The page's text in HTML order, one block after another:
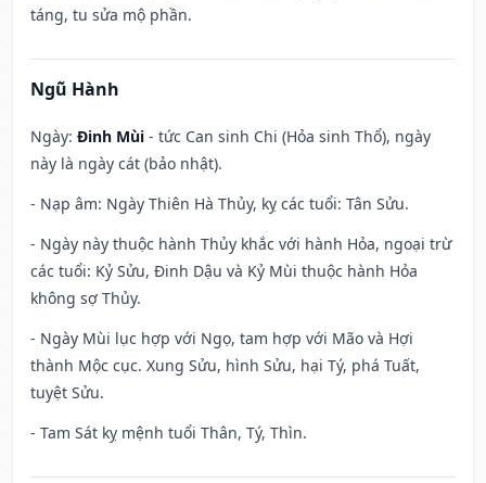
táng, tu sửa mộ phần.
Ngũ Hành
Ngày: Đinh Mùi - tức Can sinh Chi (Hỏa sinh Thổ), ngày
này là ngày cát (bảo nhật).
- Nạp âm: Ngày Thiên Hà Thủy, kỵ các tuổi: Tân Sửu.
- Ngày này thuộc hành Thủy khắc với hành Hỏa, ngoại trừ
các tuổi: Kỷ Sửu, Đinh Dậu và Kỷ Mùi thuộc hành Hỏa
không sợ Thủy.
- Ngày Mùi lục hợp với Ngọ, tam hợp với Mão và Hợi
thành Mộc cục. Xung Sửu, hình Sửu, hại Tý, phá Tuất,
tuyệt Sửu.
- Tam Sát kỵ mệnh tuổi Thân, Tý, Thìn.